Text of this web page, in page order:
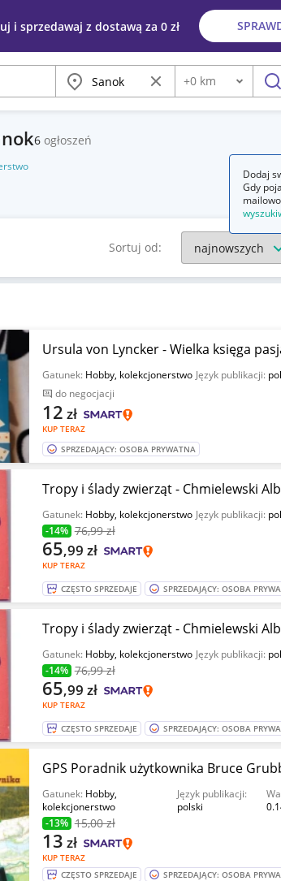
i sprzedawaj z dostawą za 0 zł
Miasto Wyczyść frazę
Odległość
+0 km
6 ogłoszeń
Sortuj od:
Ursula von Lyncker - Wielka księga
Gatunek: Hobby, kolekcjonerstwo Język publikacji:
do negocjacji
KUP TERAZ
12 zł
SPRZEDAJĄCY: OSOBA PRYWATNA
Tropy i ślady zwierząt - Chmielewski
Gatunek: Hobby, kolekcjonerstwo Język publikacji:
-14% 76,99 zł
KUP TERAZ
65,99 zł
CZĘSTO SPRZEDAJE SPRZEDAJĄCY: OSOBA
Tropy i ślady zwierząt - Chmielewski
Gatunek: Hobby, kolekcjonerstwo Język publikacji:
-14% 76,99 zł
KUP TERAZ
65,99 zł
CZĘSTO SPRZEDAJE SPRZEDAJĄCY: OSOBA
GPS Poradnik użytkownika Bruce
Gatunek: Hobby,
kolekcjonerstwo
Język publikacji:
polski
-13% 15,00 zł
KUP TERAZ
13 zł
CZĘSTO SPRZEDAJE SPRZEDAJĄCY: OSOBA
Dodaj
Gdy